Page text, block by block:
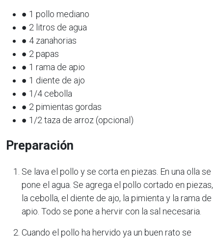
● 1 pollo mediano
● 2 litros de agua
● 4 zanahorias
● 2 papas
● 1 rama de apio
● 1 diente de ajo
● 1/4 cebolla
● 2 pimientas gordas
● 1/2 taza de arroz (opcional)
Preparación
Se lava el pollo y se corta en piezas. En una olla se
pone el agua. Se agrega el pollo cortado en piezas,
la cebolla, el diente de ajo, la pimienta y la rama de
apio. Todo se pone a hervir con la sal necesaria.
Cuando el pollo ha hervido ya un buen rato se